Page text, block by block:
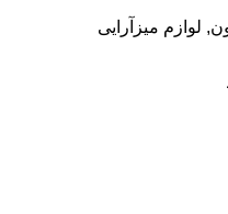
, لوازم میزآرایی